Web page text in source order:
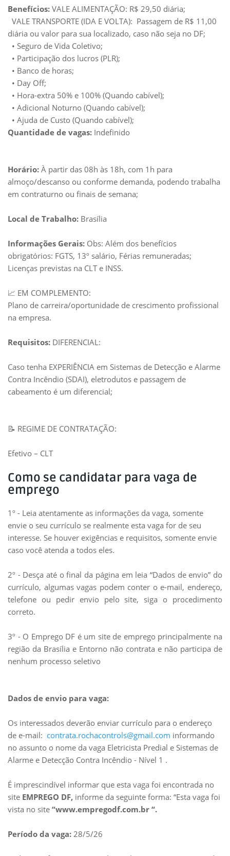
Benefícios: VALE ALIMENTAÇÃO: R$ 29,50 diária;
VALE TRANSPORTE (IDA E VOLTA): Passagem de R$ 11,00
diária ou valor para sua localizado, caso não seja no DF;
• Seguro de Vida Coletivo;
• Participação dos lucros (PLR);
• Banco de horas;
• Day Off;
• Hora-extra 50% e 100% (Quando cabível);
• Adicional Noturno (Quando cabível);
• Ajuda de Custo (Quando cabível);
Quantidade de vagas: Indefinido
Horário: À partir das 08h às 18h, com 1h para
almoço/descanso ou conforme demanda, podendo trabalha
em contraturno ou finais de semana;
Local de Trabalho: Brasília
Informações Gerais: Obs: Além dos benefícios
obrigatórios: FGTS, 13º salário, Férias remuneradas;
Licenças previstas na CLT e INSS.
📈 EM COMPLEMENTO:
Plano de carreira/oportunidade de crescimento profissional
na empresa.
Requisitos: DIFERENCIAL:
Caso tenha EXPERIÊNCIA em Sistemas de Detecção e Alarme
Contra Incêndio (SDAI), eletrodutos e passagem de
cabeamento é um diferencial;
📝 REGIME DE CONTRATAÇÃO:
Efetivo – CLT
Como se candidatar para vaga de
emprego
1º - Leia atentamente as informações da vaga, somente
envie o seu currículo se realmente esta vaga for de seu
interesse. Se houver exigências e requisitos, somente envie
caso você atenda a todos eles.
2º - Desça até o final da página em leia “Dados de envio” do
currículo, algumas vagas podem conter o e-mail, endereço,
telefone ou pedir envio pelo site, siga o procedimento
correto.
3º - O Emprego DF é um site de emprego principalmente na
região da Brasília e Entorno não contrata e não participa de
nenhum processo seletivo
Dados de envio para vaga:
Os interessados deverão enviar currículo para o endereço
de e-mail: contrata.rochacontrols@gmail.com informando
no assunto o nome da vaga Eletricista Predial e Sistemas de
Alarme e Detecção Contra Incêndio - Nível 1 .
É imprescindível informar que esta vaga foi encontrada no
site EMPREGO DF, informe da seguinte forma: “Esta vaga foi
vista no site “www.empregodf.com.br “.
Período da vaga: 28/5/26